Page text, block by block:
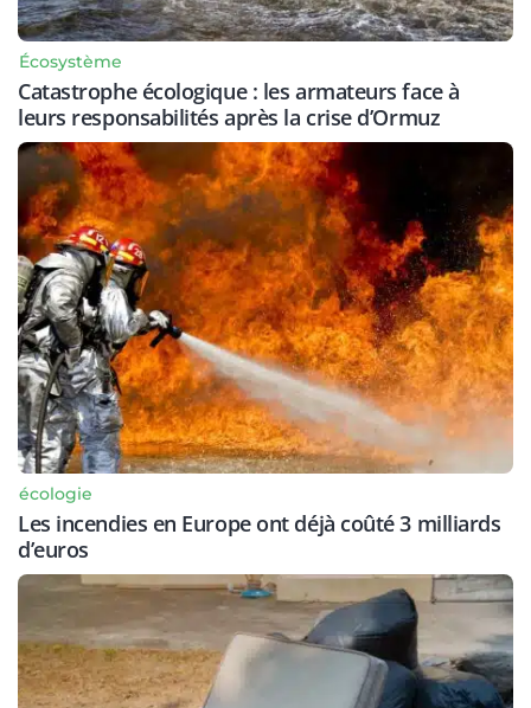
Écosystème
Catastrophe écologique : les armateurs face à
leurs responsabilités après la crise d’Ormuz
écologie
Les incendies en Europe ont déjà coûté 3 milliards
d’euros